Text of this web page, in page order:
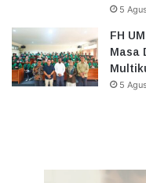
5
FH
Masa
5